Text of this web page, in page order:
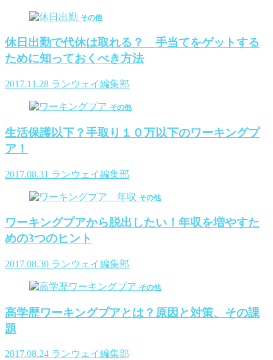
その他
休日出勤で代休は取れる？ 手当てをゲットする
ために知っておくべき方法
2017.11.28 ランウェイ編集部
その他
生活保護以下？手取り１０万以下のワーキングプ
ア！
2017.08.31 ランウェイ編集部
その他
ワーキングプアから脱出したい！年収を増やすた
めの3つのヒント
2017.08.30 ランウェイ編集部
その他
高学歴ワーキングプアとは？原因と対策、その課
題
2017.08.24 ランウェイ編集部